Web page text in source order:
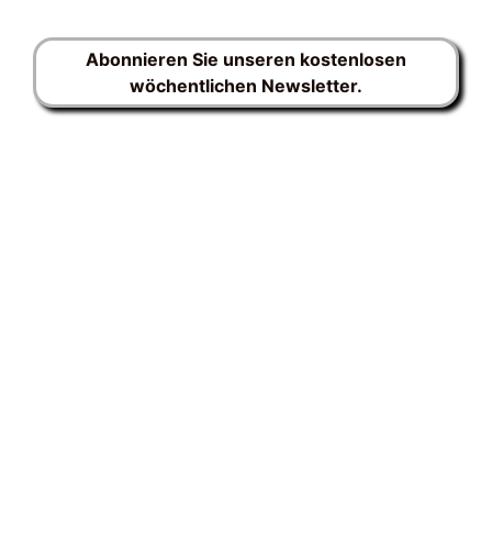
Abonnieren Sie unseren kostenlosen
wöchentlichen Newsletter.